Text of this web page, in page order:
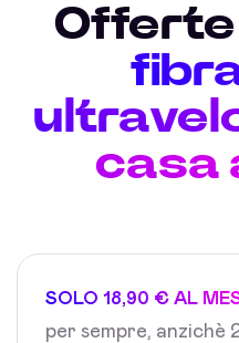
casa
SOLO 18,90 € AL
per sempre, anzichè